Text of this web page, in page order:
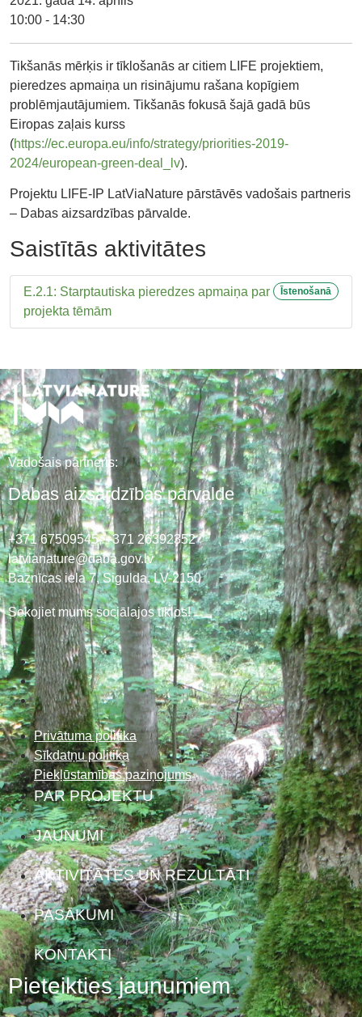
10:00 - 14:30
Tikšanās mērķis ir tīklošanās ar citiem LIFE projektiem,
pieredzes apmaiņa un risinājumu rašana kopīgiem
problēmjautājumiem. Tikšanās fokusā šajā gadā būs
Eiropas zaļais kurss
(https://ec.europa.eu/info/strategy/priorities-2019-
2024/european-green-deal_lv).
Projektu LIFE-IP LatViaNature pārstāvēs vadošais partneris
– Dabas aizsardzības pārvalde.
Saistītās aktivitātes
E.2.1: Starptautiska pieredzes apmaiņa par
projekta tēmām
Īstenošanā
Vadošais partneris:
Dabas aizsardzības pārvalde
+371 67509545,+371 26392352
latvianature@daba.gov.lv
Baznīcas iela 7, Sigulda, LV-2150
Sekojiet mums sociālajos tīklos!
Privātuma politika
Sīkdatņu politika
Piekļūstamības paziņojums
PAR PROJEKTU
JAUNUMI
AKTIVITĀTES UN REZULTĀTI
PASĀKUMI
KONTAKTI
Pieteikties jaunumiem